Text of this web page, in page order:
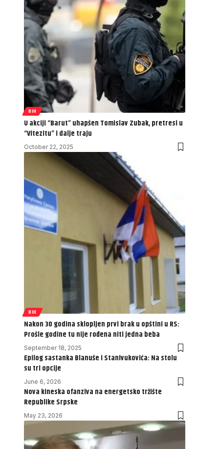
BIH
U akciji “Barut” uhapšen Tomislav Zubak, pretresi u
“Vitezitu” i dalje traju
October 22, 2025
BIH
Nakon 30 godina sklopljen prvi brak u opštini u RS:
Prošle godine tu nije rođena niti jedna beba
September 18, 2025
Epilog sastanka Blanuše i Stanivukovića: Na stolu
su tri opcije
June 6, 2026
Nova kineska ofanziva na energetsko tržište
Republike Srpske
May 23, 2026